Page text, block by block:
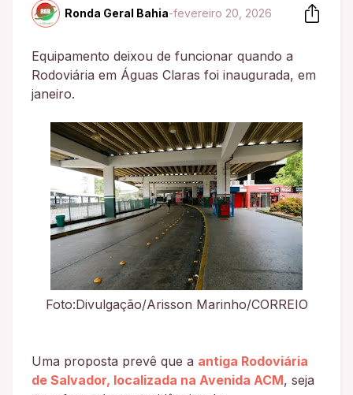
Ronda Geral Bahia-fevereiro 20, 2026
Equipamento deixou de funcionar quando a
Rodoviária em Águas Claras foi inaugurada, em
janeiro.
Foto:Divulgação/Arisson Marinho/CORREIO
Uma proposta prevê que a antiga Rodoviária
de Salvador, localizada na Avenida ACM, seja